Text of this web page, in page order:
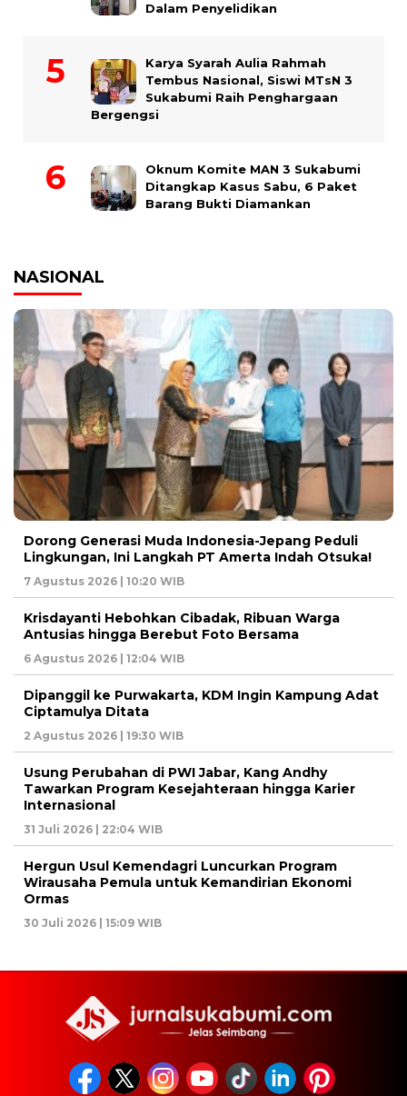
Dalam Penyelidikan
Karya Syarah Aulia Rahmah
Tembus Nasional, Siswi MTsN 3
Sukabumi Raih Penghargaan
Bergengsi
Oknum Komite MAN 3 Sukabumi
Ditangkap Kasus Sabu, 6 Paket
Barang Bukti Diamankan
NASIONAL
Dorong Generasi Muda Indonesia-Jepang Peduli
Lingkungan, Ini Langkah PT Amerta Indah Otsuka!
7 Agustus 2026 | 10:20 WIB
Krisdayanti Hebohkan Cibadak, Ribuan Warga
Antusias hingga Berebut Foto Bersama
6 Agustus 2026 | 12:04 WIB
Dipanggil ke Purwakarta, KDM Ingin Kampung Adat
Ciptamulya Ditata
2 Agustus 2026 | 19:30 WIB
Usung Perubahan di PWI Jabar, Kang Andhy
Tawarkan Program Kesejahteraan hingga Karier
Internasional
31 Juli 2026 | 22:04 WIB
Hergun Usul Kemendagri Luncurkan Program
Wirausaha Pemula untuk Kemandirian Ekonomi
Ormas
30 Juli 2026 | 15:09 WIB